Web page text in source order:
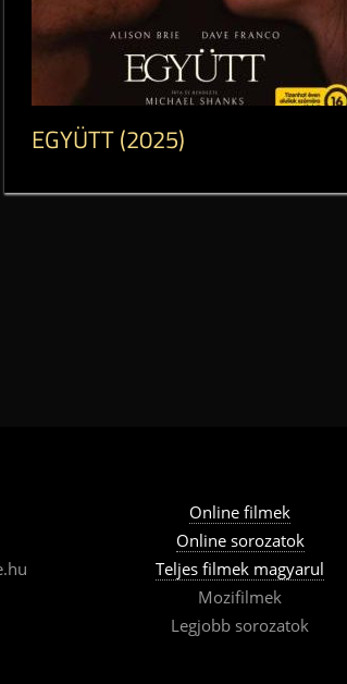
EGYÜTT (2025)
Online filmek
Online sorozatok
Teljes filmek magyarul
Mozifilmek
Legjobb sorozatok